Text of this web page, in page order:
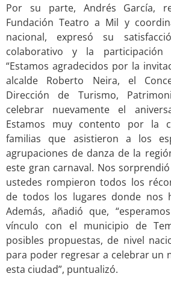
Por su parte, Andrés García,
Fundación Teatro a Mil y
nacional, expresó su
colaborativo y la
“Estamos agradecidos por la
alcalde Roberto Neira, el
Dirección de Turismo,
celebrar nuevamente el
Estamos muy contento por la
familias que asistieron a los
agrupaciones de danza de la
este gran carnaval. Nos
ustedes rompieron todos los
de todos los lugares donde nos
Además, añadió que,
vínculo con el municipio de
posibles propuestas, de nivel
para poder regresar a celebrar un
esta ciudad”, puntualizó.